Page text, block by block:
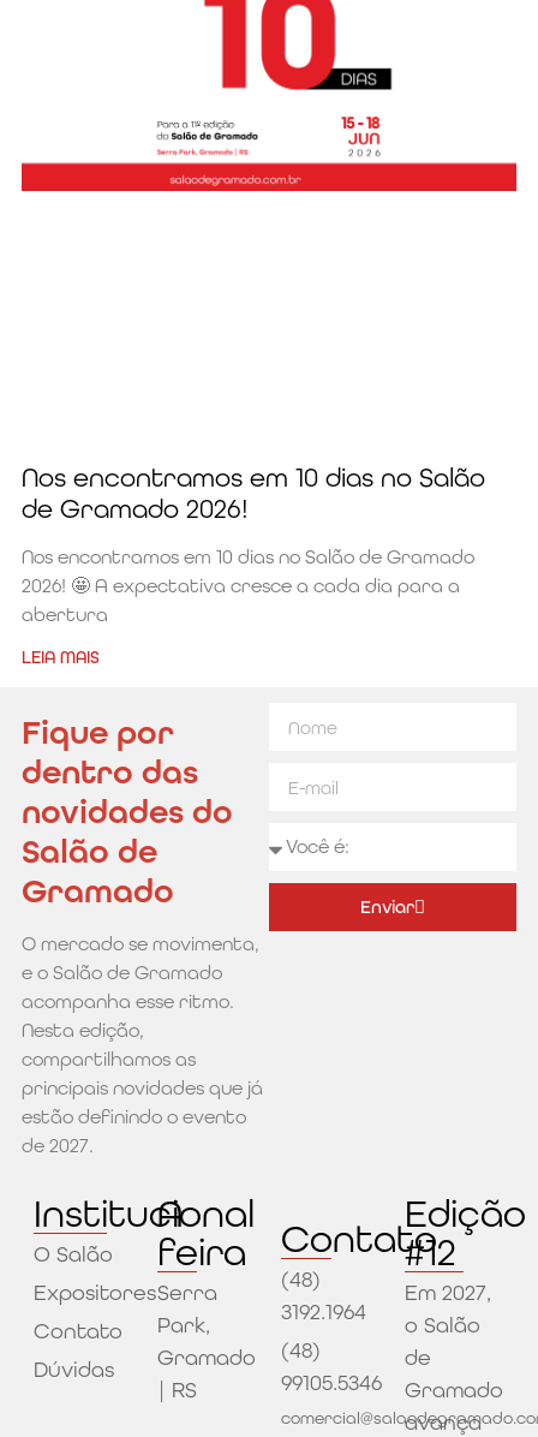
Nos encontramos em 10 dias no Salão
de Gramado 2026!
Nos encontramos em 10 dias no Salão de Gramado
2026! 🤩 A expectativa cresce a cada dia para a
abertura
LEIA MAIS
Fique por
dentro das
novidades do
Salão de
Gramado
O mercado se movimenta,
e o Salão de Gramado
acompanha esse ritmo.
Nesta edição,
compartilhamos as
principais novidades que já
estão definindo o evento
de 2027.
Enviar
Institucional
O Salão
Expositores
Contato
Dúvidas
A
feira
Serra
Park,
Gramado
| RS
Contato
(48)
3192.1964
(48)
99105.5346
Edição
#12
Em 2027,
o Salão
de
Gramado
avança